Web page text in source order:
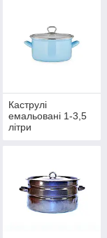
Каструлi
емальовані 1-3,5
літри